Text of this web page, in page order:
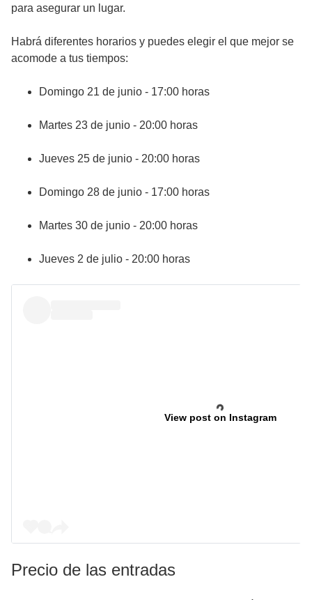
para asegurar un lugar.
Habrá diferentes horarios y puedes elegir el que mejor se
acomode a tus tiempos:
Domingo 21 de junio - 17:00 horas
Martes 23 de junio - 20:00 horas
Jueves 25 de junio - 20:00 horas
Domingo 28 de junio - 17:00 horas
Martes 30 de junio - 20:00 horas
Jueves 2 de julio - 20:00 horas
View post on Instagram
Precio de las entradas